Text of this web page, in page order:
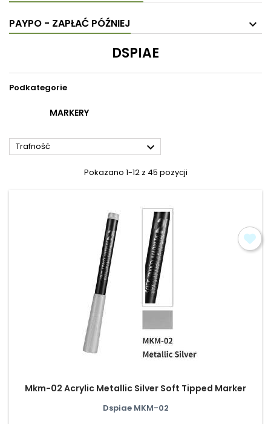
PAYPO - ZAPŁAĆ PÓŹNIEJ
DSPIAE
Podkategorie
MARKERY
Trafność 
Pokazano 1-12 z 45 pozycji
Mkm-02 Acrylic Metallic Silver Soft Tipped Marker
Dspiae MKM-02